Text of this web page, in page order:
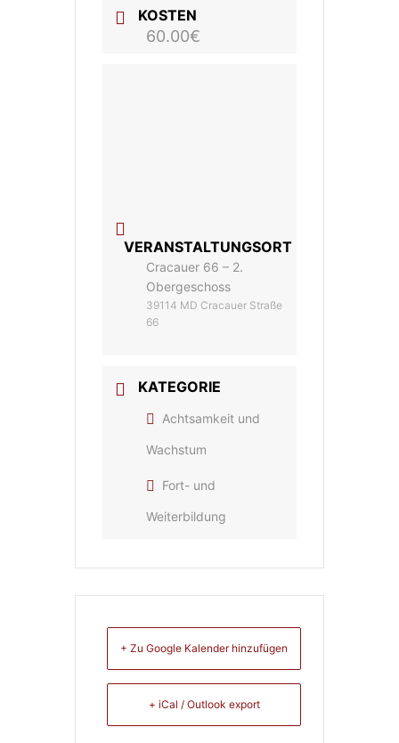
KOSTEN
60.00€
VERANSTALTUNGSORT
Cracauer 66 – 2.
Obergeschoss
39114 MD Cracauer Straße
66
KATEGORIE
Achtsamkeit und
Wachstum
Fort- und
Weiterbildung
+ Zu Google Kalender hinzufügen
+ iCal / Outlook export